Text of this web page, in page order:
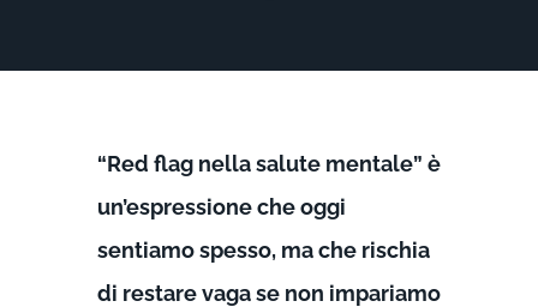
“Red flag nella salute mentale” è
un’espressione che oggi
sentiamo spesso, ma che rischia
di restare vaga se non impariamo